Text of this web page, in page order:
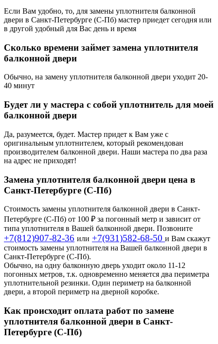
Если Вам удобно, то, для замены уплотнителя балконной
двери в Санкт-Петербурге (С-Пб) мастер приедет сегодня или
в другой удобный для Вас день и время
Сколько времени займет замена уплотнителя
балконной двери
Обычно, на замену уплотнителя балконной двери уходит 20-
40 минут
Будет ли у мастера с собой уплотнитель для моей
балконной двери
Да, разумеется, будет. Мастер придет к Вам уже с
оригинальным уплотнителем, который рекомендован
производителем балконной двери. Наши мастера по два раза
на адрес не приходят!
Замена уплотнителя балконной двери цена в
Санкт-Петербурге (С-Пб)
Стоимость замены уплотнителя балконной двери в Санкт-
Петербурге (С-Пб) от 100 ₽ за погонный метр и зависит от
типа уплотнителя в Вашей балконной двери. Позвоните
+7(812)907-82-36 или +7(931)582-68-50 и Вам скажут
стоимость замены уплотнителя на Вашей балконной двери в
Санкт-Петербурге (С-Пб).
Обычно, на одну балконную дверь уходит около 11-12
погонных метров, т.к. одновременно меняется два периметра
уплотнительной резинки. Один периметр на балконной
двери, а второй периметр на дверной коробке.
Как происходит оплата работ по замене
уплотнителя балконной двери в Санкт-
Петербурге (С-Пб)